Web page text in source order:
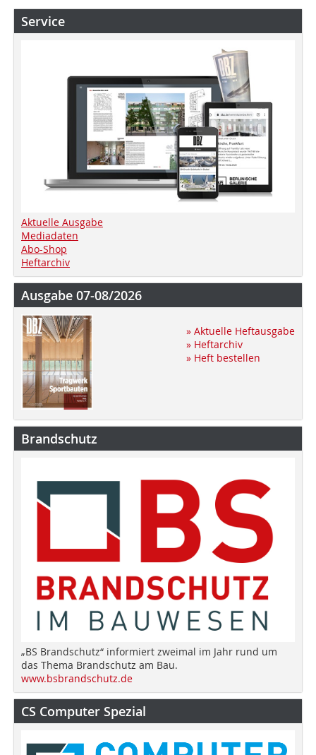
Service
Aktuelle Ausgabe
Mediadaten
Abo-Shop
Heftarchiv
Ausgabe 07-08/2026
» Aktuelle Heftausgabe
» Heftarchiv
» Heft bestellen
Brandschutz
„BS Brandschutz“ informiert zweimal im Jahr rund um
das Thema Brandschutz am Bau.
www.bsbrandschutz.de
CS Computer Spezial